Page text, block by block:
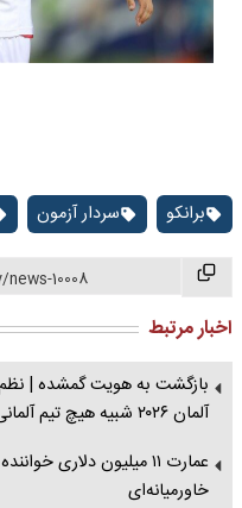
برانکو سردار آزمون
10008
اخبار مرتبط
بازگشت به هویت گمشده | نظم
آلمان ۲۰۲۶ شبیه هیچ تیم آلمانی دیگری نیست؟
عمارت ۱۱ میلیون دلاری
خاورمیانه‌ای